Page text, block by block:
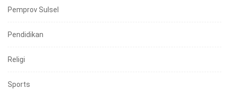
Pemprov Sulsel
Pendidikan
Religi
Sports